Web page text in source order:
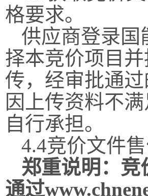
格要求。
供应商登录国
择本竞价项目
传，经审批通
因上传资料不
自行承担。
4.4竞价文件
郑重说明：竞
通过